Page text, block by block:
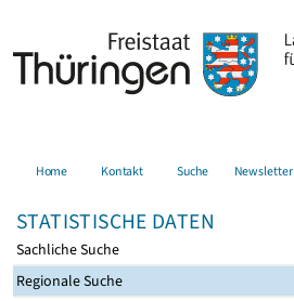
Home Kontakt Suche Newsletter
STATISTISCHE DATEN
Sachliche Suche
Regionale Suche